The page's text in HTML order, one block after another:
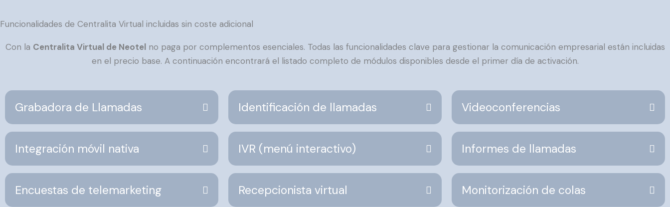
Funcionalidades de Centralita Virtual incluidas sin coste adicional
Con la Centralita Virtual de Neotelno paga por complementos esenciales. Todas las funcionalidades clave para gestionar la comunicación empresarial están incluidas
en el precio base. A continuación encontrará el listado completo de módulos disponibles desde el primer día de activación.
Grabadora de Llamadas
Integración móvil nativa
Encuestas de telemarketing
Identificación de llamadas
IVR (menú interactivo)
Recepcionista virtual
Videoconferencias
Informes de llamadas
Monitorización de colas